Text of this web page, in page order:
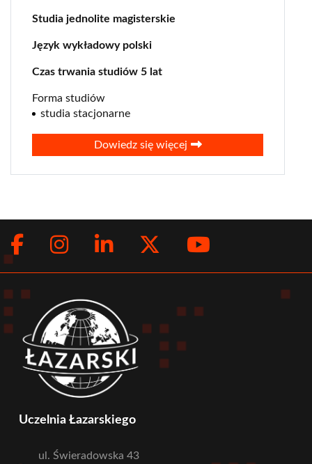
usługi finansowe
wizualizacja danych
wywiad gospodarczy
zarządzanie
Studia jednolite magisterskie
Język wykładowy polski
Czas trwania studiów 5 lat
Forma studiów
studia stacjonarne
Dowiedz się więcej
Social
menu
Facebook
Instagram
LinkedInTwitter
Uczelnia Łazarskiego
ul. Świeradowska 43